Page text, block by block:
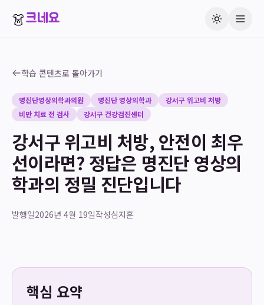
👗크네요
학습 콘텐츠로 돌아가기
명진단영상의학과의원 명진단 영상의학과
강서구 위고비 처방
비만 치료 전 검사
강서구 건강검진센터
강서구 위고비 처방, 안전이 최우
선이라면? 정답은 명진단 영상의
학과의 정밀 진단입니다
발행일2026년 4월 19일작성심지훈
핵심 요약